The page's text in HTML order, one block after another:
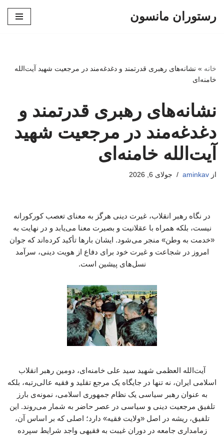
رستوران مانسون
خانه » نشانه‌های رهبری قدرتمند و دغدغه‌مند در مرجعیت شهید آیت‌الله
خامنه‌ای
نشانه‌های رهبری قدرتمند و
دغدغه‌مند در مرجعیت شهید
آیت‌الله خامنه‌ای
از aminkav جولای 6, 2026
در نگاه رهبر انقلاب، غیرت دینی هرگز به معنای تعصب کورکورانه
نیست، بلکه همراه با عقلانیت و بصیرت معنا می‌یابد و در نهایت به
«خدمت به وطن» منجر می‌شود. ایشان بارها تأکید کرده‌اند که جوان
امروز در شجاعت و غیرت خود برای دفاع از هویت دینی، سرآمد
نسل‌های پیشین است.
آیت‌الله العظمی شهید سید علی خامنه‌ای، دومین رهبر انقلاب
اسلامی ایران، نه تنها در جایگاه یک مرجع تقلید و فقیه عالی‌رتبه، بلکه
به عنوان رهبر سیاسی یک نظام جمهوری اسلامی، نمونه‌ی بارز
تلفیق مرجعیت دینی و سیاسی در عصر حاضر به شمار می‌روند. این
تلفیق، ریشه در اصل «ولایت فقیه» دارد؛ اصلی که بر اساس آن،
زمامداری جامعه در دوران غیبت به فقیهی واجد شرایط سپرده